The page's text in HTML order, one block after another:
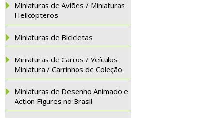
Miniaturas de Aviões / Miniaturas
Helicópteros
Miniaturas de Bicicletas
Miniaturas de Carros / Veículos
Miniatura / Carrinhos de Coleção
Miniaturas de Desenho Animado e
Action Figures no Brasil